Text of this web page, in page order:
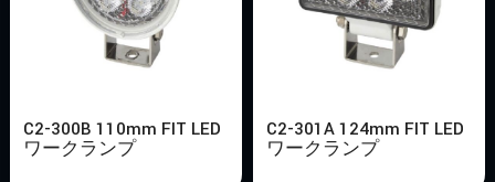
C2-300B 110mm FIT LED
ワークランプ
C2-301A 124mm FIT LED
ワークランプ